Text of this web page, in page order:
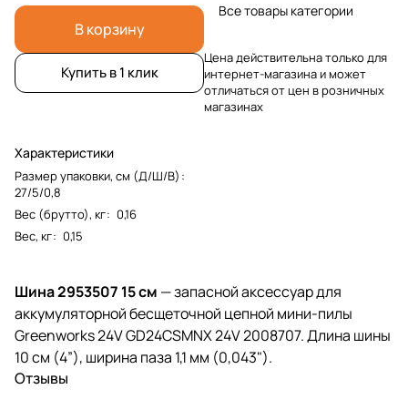
В корзину
Купить в 1 клик
Характеристики
Размер упаковки, см (Д/Ш/В) :
27/5/0,8
Вес (брутто), кг: 0,16
Вес, кг: 0,15
Все товары категории
Цена действительна только для
интернет-магазина и может
отличаться от цен в розничных
магазинах
Шина 2953507 15 см — запасной аксессуар для
аккумуляторной бесщеточной цепной мини-пилы
Greenworks 24V GD24CSMNX 24V 2008707. Длина шины
10 см (4”), ширина паза 1,1 мм (0,043").
Отзывы